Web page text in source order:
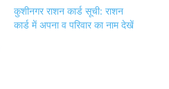
कुशीनगर राशन कार्ड सूची: राशन
कार्ड में अपना व परिवार का नाम देखें